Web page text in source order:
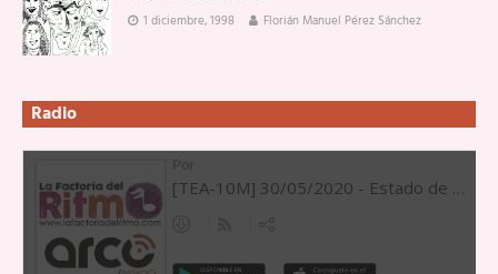
1 diciembre, 1998 Florián Manuel Pérez Sánchez
Radio